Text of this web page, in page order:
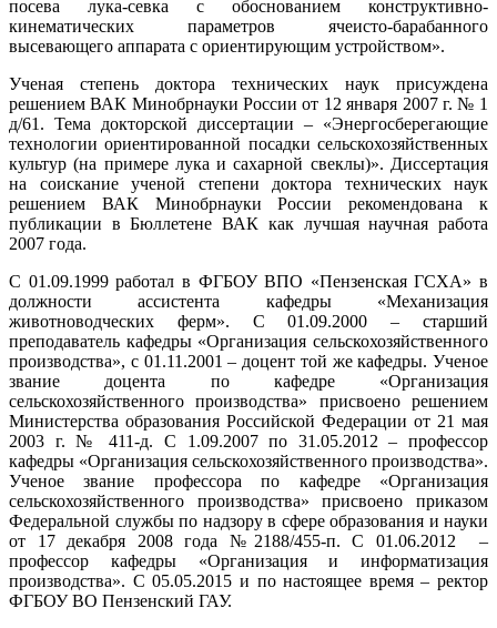
посева лука-севка с обоснованием конструктивно-
кинематических параметров ячеисто-барабанного
высевающего аппарата с ориентирующим устройством».
Ученая степень доктора технических наук присуждена
решением ВАК Минобрнауки России от 12 января 2007 г. № 1
д/61. Тема докторской диссертации – «Энергосберегающие
технологии ориентированной посадки сельскохозяйственных
культур (на примере лука и сахарной свеклы)». Диссертация
на соискание ученой степени доктора технических наук
решением ВАК Минобрнауки России рекомендована к
публикации в Бюллетене ВАК как лучшая научная работа
2007 года.
С 01.09.1999 работал в ФГБОУ ВПО «Пензенская ГСХА» в
должности ассистента кафедры «Механизация
животноводческих ферм». С 01.09.2000 – старший
преподаватель кафедры «Организация сельскохозяйственного
производства», с 01.11.2001 – доцент той же кафедры. Ученое
звание доцента по кафедре «Организация
сельскохозяйственного производства» присвоено решением
Министерства образования Российской Федерации от 21 мая
2003 г. № 411-д. С 1.09.2007 по 31.05.2012 – профессор
кафедры «Организация сельскохозяйственного производства».
Ученое звание профессора по кафедре «Организация
сельскохозяйственного производства» присвоено приказом
Федеральной службы по надзору в сфере образования и науки
от 17 декабря 2008 года №2188/455-п. С 01.06.2012 –
профессор кафедры «Организация и информатизация
производства». С 05.05.2015 и по настоящее время – ректор
ФГБОУ ВО Пензенский ГАУ.